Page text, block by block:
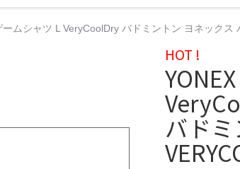
ムシャツ L VeryCoolDry バドミントン ヨネック
HOT !
バド